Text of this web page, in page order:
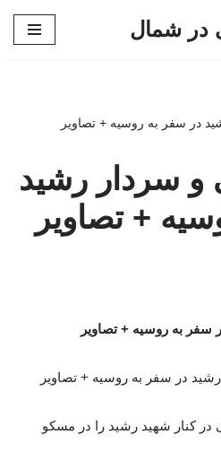
در شمال
در سفر به روسیه + تصاویر
و سردار رشید
+ تصاویر
سفر به روسیه + تصاویر
در کنار شهید رشید را در مسکو